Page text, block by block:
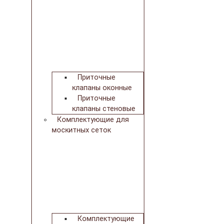
Приточные
клапаны оконные
Приточные
клапаны стеновые
Комплектующие для
москитных сеток
Комплектующие